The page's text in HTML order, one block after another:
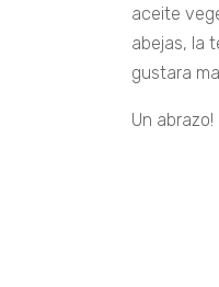
aceite
abejas, la
gustara
Un abrazo!